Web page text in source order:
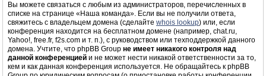
Вы можете связаться с любым из администраторов, перечисленных в
списке на странице «Наша команда». Если вы не получили ответа,
свяжитесь с владельцем домена (сделайте whois lookup) или, если
конференция находится на бесплатном домене (например, chat.ru,
Yahoo!, free.fr, f2s.com и т. п.), с руководством или техподдержкой данного
домена. Учтите, что phpBB Group не имеет никакого контроля над
данной конференцией и не может нести никакой ответственности за то,
кем и как данная конференция используется. Не обращайтесь к phpBB